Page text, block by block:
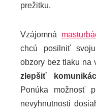
prežitku.
Vzájomná
chcú posilniť
obzory bez tlaku na
zlepšiť
Ponúka možnosť
nevyhnutnosti